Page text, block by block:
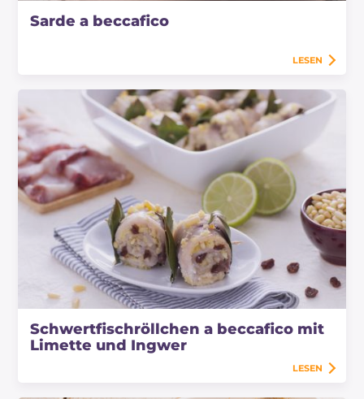
Sarde a beccafico
LESEN
Schwertfischröllchen a beccafico mit
Limette und Ingwer
LESEN